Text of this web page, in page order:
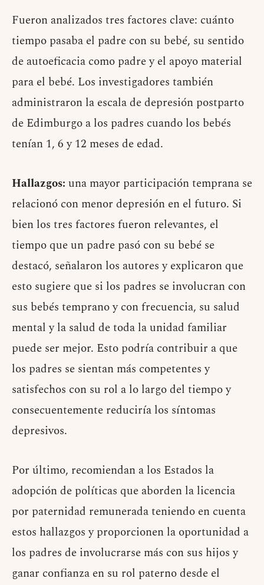
Fueron analizados tres factores clave: cuánto
tiempo pasaba el padre con su bebé, su sentido
de autoeficacia como padre y el apoyo material
para el bebé. Los investigadores también
administraron la escala de depresión postparto
de Edimburgo a los padres cuando los bebés
tenían 1, 6 y 12 meses de edad.
Hallazgos: una mayor participación temprana se
relacionó con menor depresión en el futuro. Si
bien los tres factores fueron relevantes, el
tiempo que un padre pasó con su bebé se
destacó, señalaron los autores y explicaron que
esto sugiere que si los padres se involucran con
sus bebés temprano y con frecuencia, su salud
mental y la salud de toda la unidad familiar
puede ser mejor. Esto podría contribuir a que
los padres se sientan más competentes y
satisfechos con su rol a lo largo del tiempo y
consecuentemente reduciría los síntomas
depresivos.
Por último, recomiendan a los Estados la
adopción de políticas que aborden la licencia
por paternidad remunerada teniendo en cuenta
estos hallazgos y proporcionen la oportunidad a
los padres de involucrarse más con sus hijos y
ganar confianza en su rol paterno desde el